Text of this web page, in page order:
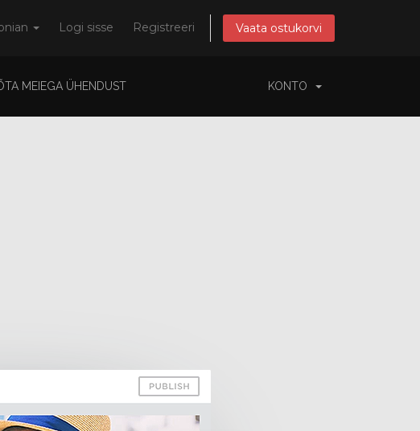
Logi sisse Registreeri Vaata ostukorvi
MEIEGA ÜHENDUST KONTO